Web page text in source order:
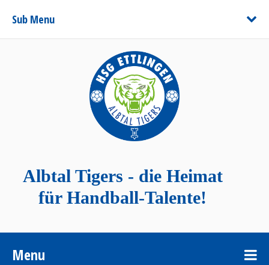
Sub Menu
Albtal Tigers - die Heimat
für Handball-Talente!
Menu